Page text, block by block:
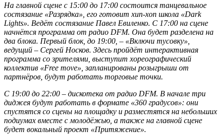
На главной сцене с 15:00 до 17:00 состоится танцевальное
состязание «Разрядка», его готовит хип-хоп школа «Dark
Lights». Ведёт состязание Павел Евиленко. С 17:00 на сцене
начнётся программа от радио DFM. Она будет разделена на
два блока. Первый блок, до 19:00, – «Включи тусовку»,
ведущий – Сергей Носков. Здесь пройдёт интерактивная
программа со зрителями, выступит хореографический
коллектив «Free move», запланированы розыгрыши от
партнёров, будут работать торговые точки.
С 19:00 до 22:00 – дискотека от радио DFM. В начале три
диджея будут работать в формате «360 градусов»: они
спустятся со сцены на площадку и разместятся на небольших
подиумах вместе с молодёжью, а также на главной сцене
будет вокальный проект «Притяжение».